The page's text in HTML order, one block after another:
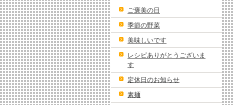
ご褒美の日
季節の野菜
美味しいです
レシピありがとうございま
す
定休日のお知らせ
素麺